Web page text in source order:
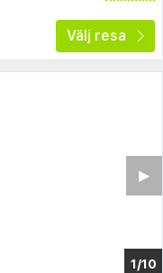
Välj resa
1/6
▶︎